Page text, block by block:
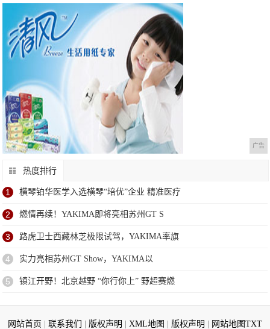
广告
热度排行
1 横琴铂华医学入选横琴“培优”企业 精准医疗
2 燃情再续！YAKIMA即将亮相苏州GT S
3 路虎卫士西藏林芝极限试驾，YAKIMA率旗
4 实力亮相苏州GT Show，YAKIMA以
5 镇江开野！北京越野 “你行你上” 野超赛燃
网站首页 联系我们 版权声明 XML地图 版权声明 网站地图TXT